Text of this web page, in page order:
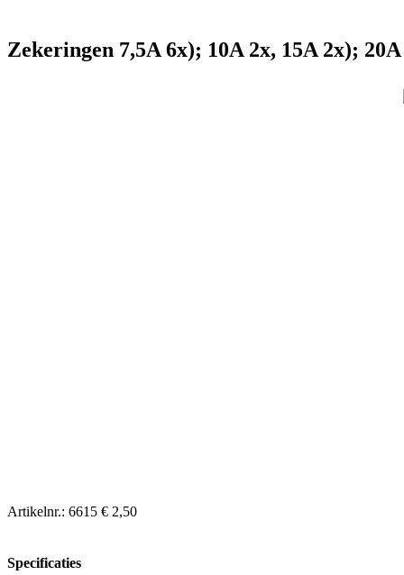
Zekeringen 7,5A 6x); 10A 2x, 15A 2x);
Artikelnr.: 6615 € 2,50
Specificaties